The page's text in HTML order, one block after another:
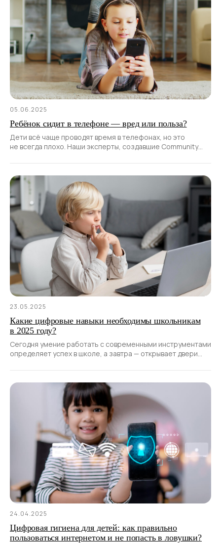
05.06.2025
Ребёнок сидит в телефоне — вред или польза?
Дети всё чаще проводят время в телефонах, но это
не всегда плохо. Наши эксперты, создавшие Community
23.05.2025
Какие цифровые навыки необходимы школьникам
в 2025 году?
Сегодня умение работать с современными инструментами
определяет успех в школе, а завтра — открывает двери
лет войдут во взрослый мир.
24.04.2025
Цифровая гигиена для детей: как правильно
пользоваться интернетом и не попасть в ловушки?